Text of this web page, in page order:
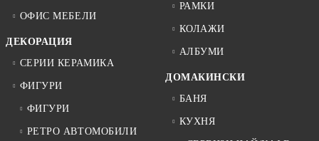
ОФИС МЕБЕЛИ
ДЕКОРАЦИЯ
СЕРИИ КЕРАМИКА
ФИГУРИ
ФИГУРИ
РЕТРО АВТОМОБИЛИ
РАМКИ
КОЛАЖИ
АЛБУМИ
ДОМАКИНСКИ
БАНЯ
КУХНЯ